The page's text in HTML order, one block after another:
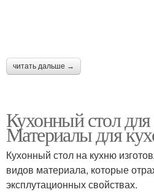
читать дальше →
Кухонный стол
Материалы для
Кухонный стол на кухню
видов материала, которые
эксплутационных свойствах.